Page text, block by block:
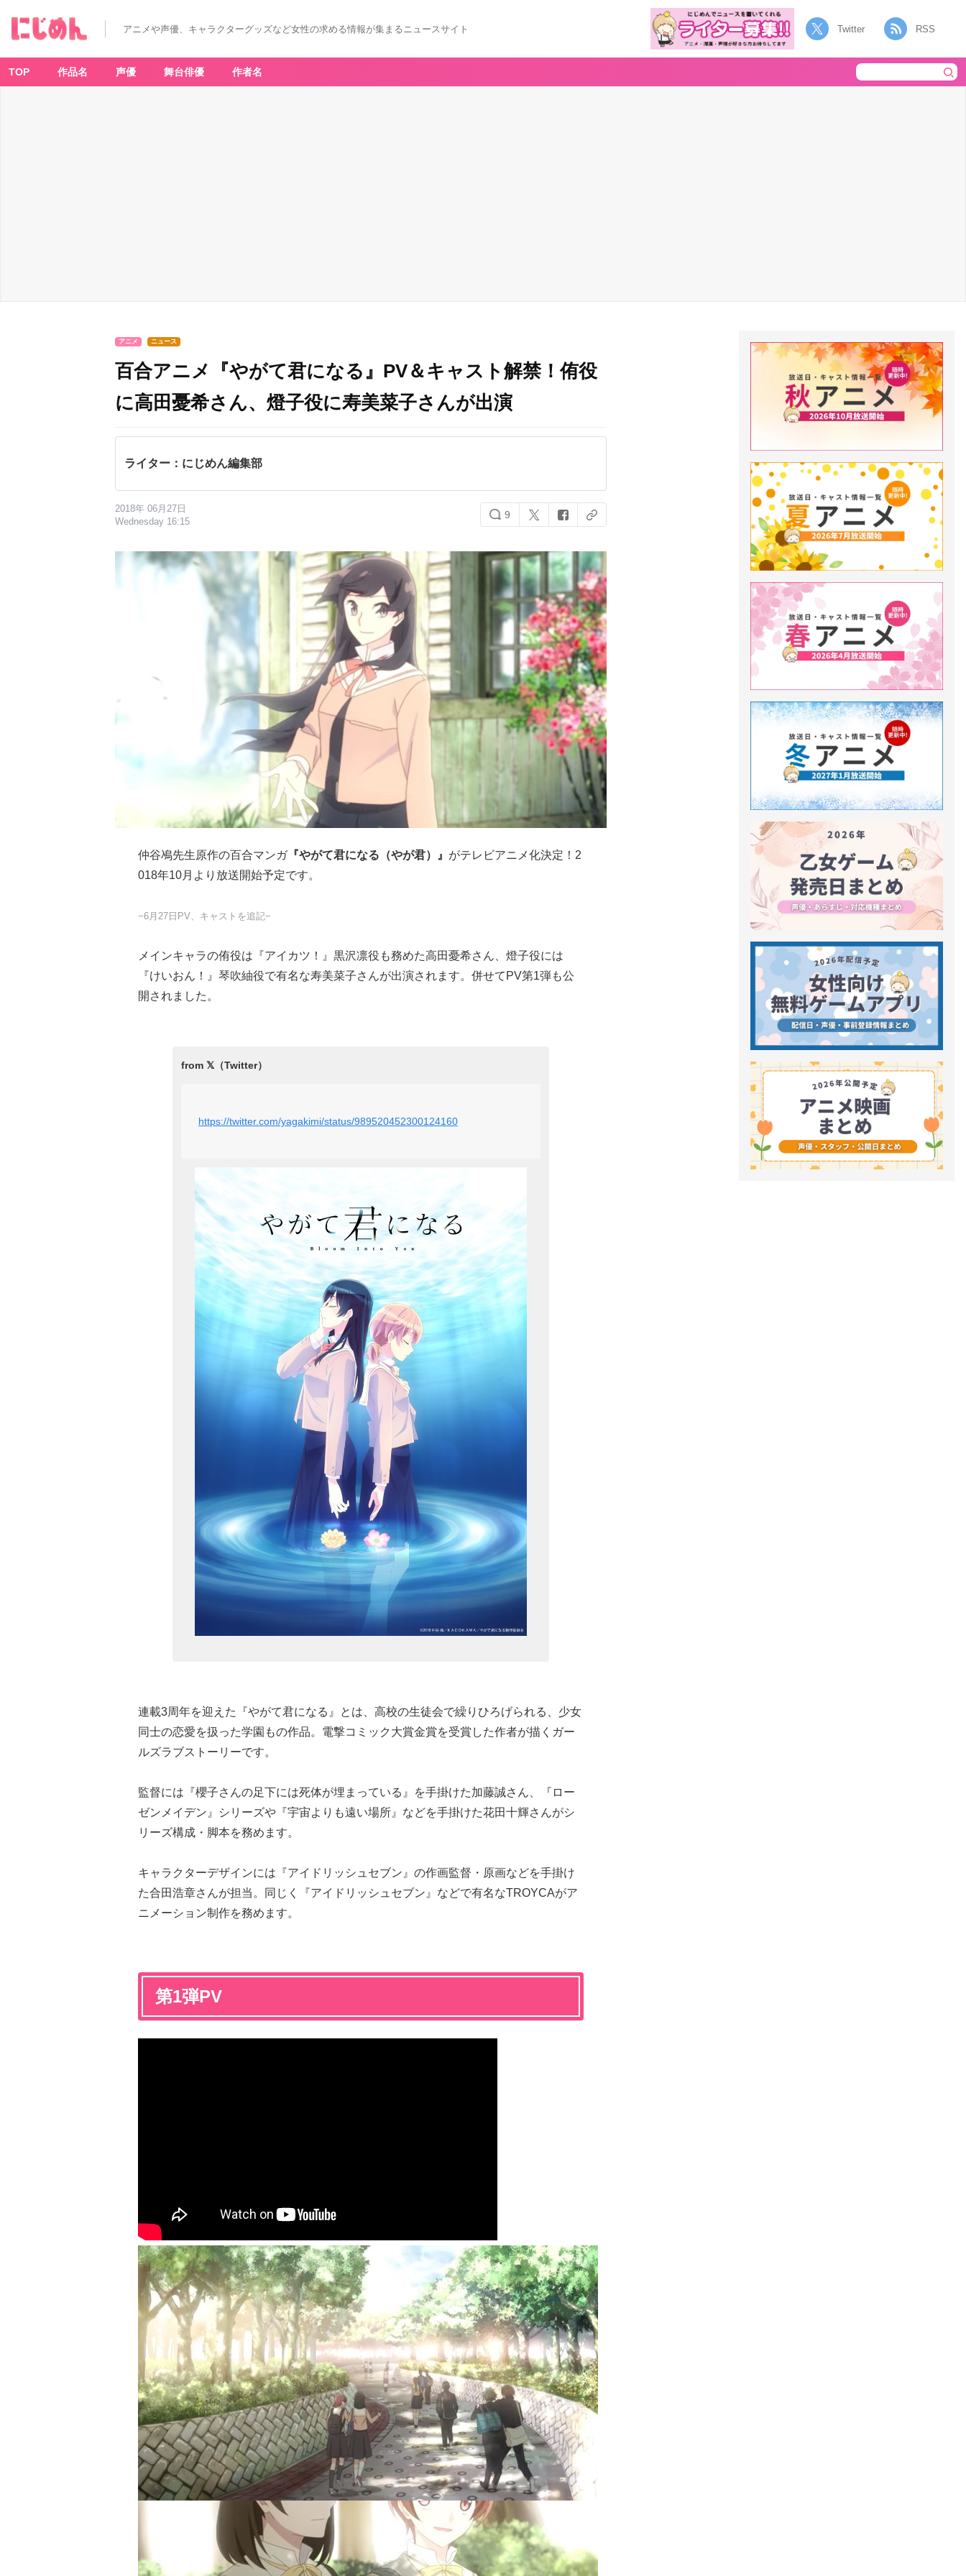
アニメや声優、キャラクターグッズなど女性の求める情報が集まるニュースサイト Twitter RSS
TOP 作品名 声優 舞台俳優 作者名
アニメ ニュース
百合アニメ『やがて君になる』PV＆キャスト解禁！侑役
に高田憂希さん、燈子役に寿美菜子さんが出演
ライター：にじめん編集部
2018年 06月27日
Wednesday 16:15
9
仲谷鳰先生原作の百合マンガ『やがて君になる（やが君）』 がテレビアニメ化決定！2
018年10月より放送開始予定です。
−6月27日PV、キャストを追記−
メインキャラの侑役は『アイカツ！』黒沢凛役も務めた高田憂希さん、燈子役には
『けいおん！』琴吹紬役で有名な寿美菜子さんが出演されます。併せてPV第1弾も公
開されました。
https://twitter.com/yagakimi/status/989520452300124160
連載3周年を迎えた『やがて君になる』とは、高校の生徒会で繰りひろげられる、少女
同士の恋愛を扱った学園もの作品。電撃コミック大賞金賞を受賞した作者が描くガー
ルズラブストーリーです。
監督には『櫻子さんの足下には死体が埋まっている』を手掛けた加藤誠さん、『ロー
ゼンメイデン』シリーズや『宇宙よりも遠い場所』などを手掛けた花田十輝さんがシ
リーズ構成・脚本を務めます。
キャラクターデザインには『アイドリッシュセブン』の作画監督・原画などを手掛け
た合田浩章さんが担当。同じく『アイドリッシュセブン』などで有名なTROYCAがア
ニメーション制作を務めます。
第1弾PV